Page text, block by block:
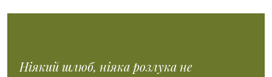
Ніякий шлюб, ніяка розлука не